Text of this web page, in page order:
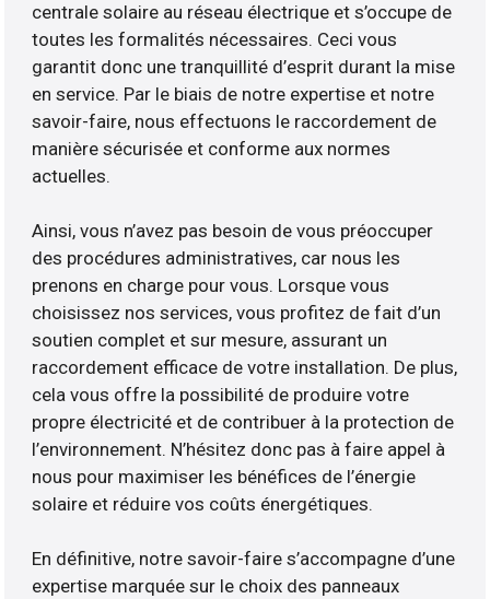
centrale solaire au réseau électrique et s’occupe de
toutes les formalités nécessaires. Ceci vous
garantit donc une tranquillité d’esprit durant la mise
en service. Par le biais de notre expertise et notre
savoir-faire, nous effectuons le raccordement de
manière sécurisée et conforme aux normes
actuelles.
Ainsi, vous n’avez pas besoin de vous préoccuper
des procédures administratives, car nous les
prenons en charge pour vous. Lorsque vous
choisissez nos services, vous profitez de fait d’un
soutien complet et sur mesure, assurant un
raccordement efficace de votre installation. De plus,
cela vous offre la possibilité de produire votre
propre électricité et de contribuer à la protection de
l’environnement. N’hésitez donc pas à faire appel à
nous pour maximiser les bénéfices de l’énergie
solaire et réduire vos coûts énergétiques.
En définitive, notre savoir-faire s’accompagne d’une
expertise marquée sur le choix des panneaux